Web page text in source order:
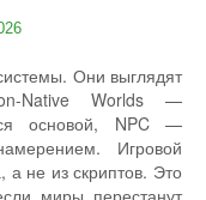
Они выглядят
Native Worlds —
основой, NPC —
Игровой
а не из скриптов. Это
миры перестанут